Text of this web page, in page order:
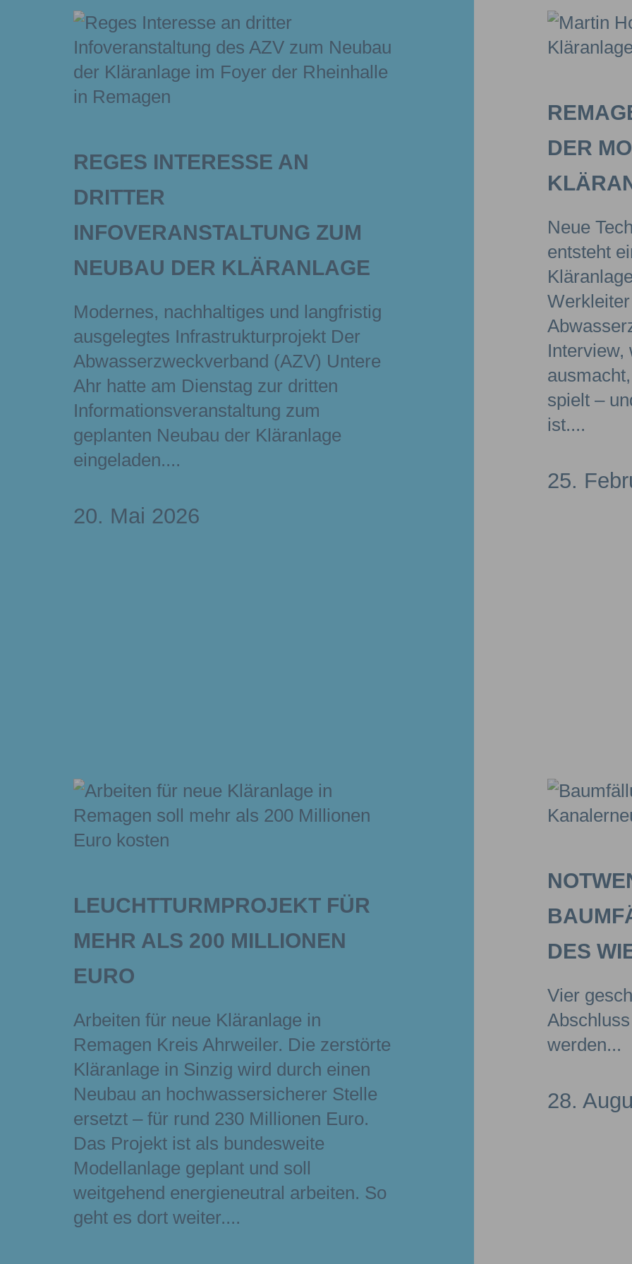
REGES INTERESSE AN
DRITTER
INFOVERANSTALTUNG ZUM
NEUBAU DER KLÄRANLAGE
Modernes, nachhaltiges und langfristig
ausgelegtes Infrastrukturprojekt Der
Abwasserzweckverband (AZV) Untere
Ahr hatte am Dienstag zur dritten
Informationsveranstaltung zum
geplanten Neubau der Kläranlage
eingeladen.
20. Mai 2026
DER
Neue
entsteht
Interview,
spielt –
ist.
25.
LEUCHTTURMPROJEKT FÜR
MEHR ALS 200 MILLIONEN
EURO
Arbeiten für neue Kläranlage in
Remagen Kreis Ahrweiler. Die zerstörte
Kläranlage in Sinzig wird durch einen
Neubau an hochwassersicherer Stelle
ersetzt – für rund 230 Millionen Euro.
Das Projekt ist als bundesweite
Modellanlage geplant und soll
weitgehend energieneutral arbeiten. So
geht es dort weiter.
DES
Vier
werden
28.